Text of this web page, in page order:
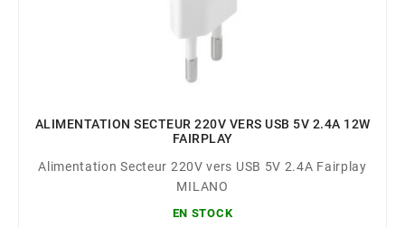
ALIMENTATION SECTEUR 220V VERS USB 5V 2.4A 12W
FAIRPLAY
Alimentation Secteur 220V vers USB 5V 2.4A Fairplay
MILANO
EN STOCK